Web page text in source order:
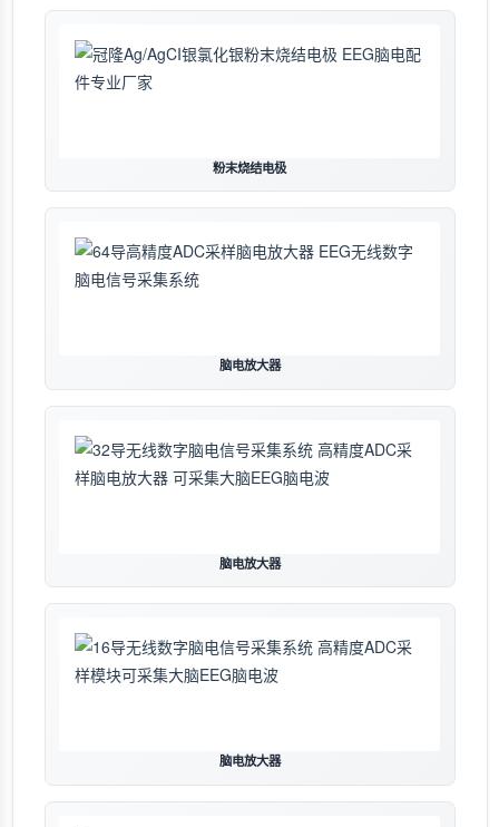
粉末烧结电极
脑电放大器
脑电放大器
脑电放大器